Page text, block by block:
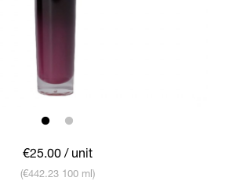
€25.00/ unit
(€442.23 100 ml)